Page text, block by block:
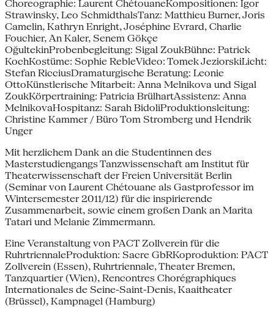
Choreographie: Laurent ChétouaneKompositionen: Igor
Strawinsky, Leo SchmidthalsTanz: Matthieu Burner, Joris
Camelin, Kathryn Enright, Joséphine Evrard, Charlie
Fouchier, An Ka​ler, Senem Gökçe
OğultekinProbenbegleitung: Sigal ZoukBühne: Patrick
KochKostüme: Sophie RebleVideo: Tomek JeziorskiLicht:
Stefan RicciusDramaturgische Beratung: Leonie
OttoKünstlerische Mitarbeit: Anna Melnikova und Sigal
ZoukKörpertraining: Patricia BrülhartAssistenz: Anna
MelnikovaHospitanz: Sarah BidoliProduktionsleitung:
Christine Kammer / Büro Tom Stromberg und Hendrik
Unger
Mit herzlichem Dank an die Studentinnen des
Masterstudiengangs Tanzwissenschaft am Institut für
Theaterwissenschaft der Freien Universität Ber​lin
(Seminar von Laurent Chétouane als Gastprofessor im
Wintersemester 2011/12) für die inspirierende
Zusammenarbeit, sowie einem großen Dank an Marita
Tatari und Melanie Zimmermann.
Eine Veranstaltung von PACT Zollverein für die
RuhrtriennaleProduktion: Sacre GbRKoproduktion: PACT
Zollverein (Essen), Ruhrtriennale, Theater Bremen,
Tanzquartier (Wien), Rencontres Chorégraphiques
Internationales de Seine-Saint-Denis, Kaaitheater
(Brüssel), Kampnagel (Hamburg)